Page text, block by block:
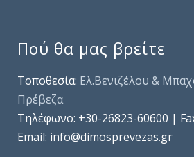
Πού θα μας βρείτε
Τοποθεσία: Ελ.Βενιζέλου &
Πρέβεζα
Τηλέφωνo: +30-26823-60600 |
Email: info@dimosprevezas.gr